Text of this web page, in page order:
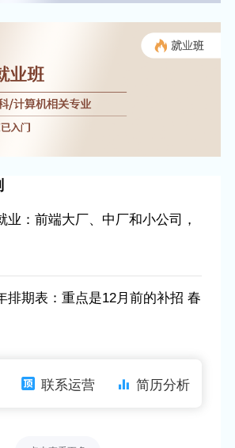
业：前端大厂、中厂和小公司，
前20%
排期表：重点是12月前的补招 春
排期表：重点是10-12月的实习
联系运营 简历分析